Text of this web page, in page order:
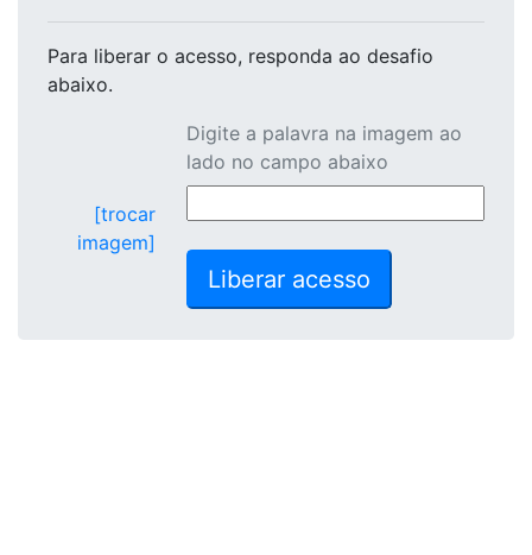
Para liberar o acesso, responda ao desafio
abaixo.
[trocar
imagem]
Digite a palavra na imagem ao
lado no campo abaixo